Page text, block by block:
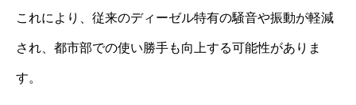
これにより、従来のディーゼル特有の騒音や振動が軽減
され、都市部での使い勝手も向上する可能性がありま
す。